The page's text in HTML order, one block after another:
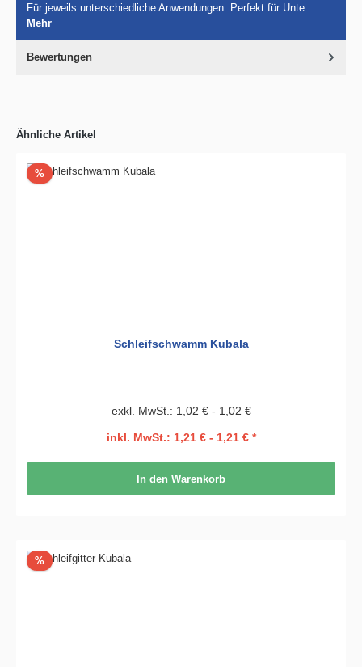
Für jeweils unterschiedliche Anwendungen. Perfekt für Unte…
Mehr
Bewertungen
Ähnliche Artikel
%Rabatt
Schleifschwamm Kubala
exkl. MwSt.: 1,02 € - 1,02 €
inkl. MwSt.: 1,21 € - 1,21 € *
In den Warenkorb
%Rabatt